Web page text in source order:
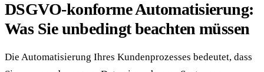
DSGVO-konforme Automatisierung:
Was Sie unbedingt beachten müssen
Die Automatisierung Ihres Kundenprozesses bedeutet, dass